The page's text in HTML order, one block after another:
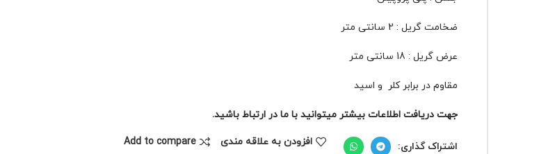
ضخامت گریل : 2 سانتی متر
عرض گریل : 18 سانتی متر
مقاوم در برابر کلر و اسید
جهت دریافت اطلاعات بیشتر میتوانید با ما در ارتباط باشید.
اشتراک گذاری: افزودن به علاقه مندی Add to compare